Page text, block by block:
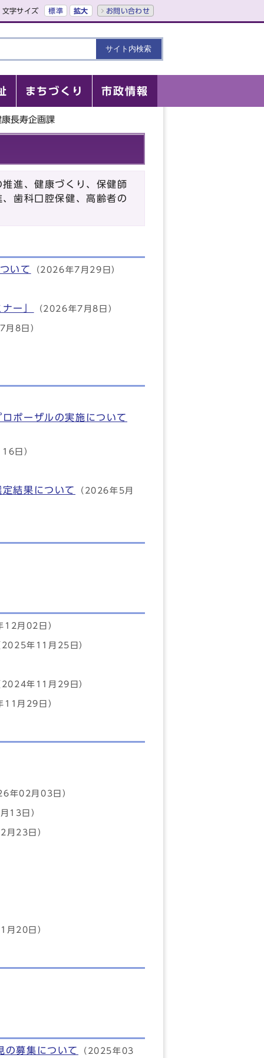
文字サイズ 標準 拡大 お問い合わせ
まちづくり 市政情報
長寿企画課
進、健康づくり、保健師
歯科口腔保健、高齢者の
いて （2026年7月29日）
ー」 （2026年7月8日）
8日）
ポーザルの実施について
日）
結果について （2026年5月
12月02日）
2025年11月25日）
2024年11月29日）
11月29日）
年02月03日）
13日）
月23日）
月20日）
募集について （2025年03